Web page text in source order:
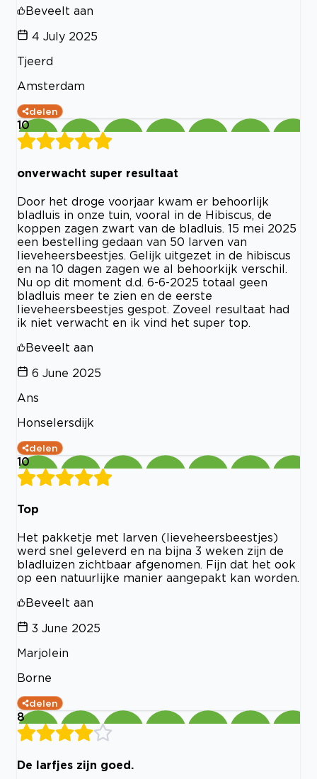
Beveelt aan
4 July 2025
Tjeerd
Amsterdam
delen
10
onverwacht super resultaat
Door het droge voorjaar kwam er behoorlijk
bladluis in onze tuin, vooral in de Hibiscus, de
koppen zagen zwart van de bladluis. 15 mei 2025
een bestelling gedaan van 50 larven van
lieveheersbeestjes. Gelijk uitgezet in de hibiscus
en na 10 dagen zagen we al behoorkijk verschil.
Nu op dit moment d.d. 6-6-2025 totaal geen
bladluis meer te zien en de eerste
lieveheersbeestjes gespot. Zoveel resultaat had
ik niet verwacht en ik vind het super top.
Beveelt aan
6 June 2025
Ans
Honselersdijk
delen
10
Top
Het pakketje met larven (lieveheersbeestjes)
werd snel geleverd en na bijna 3 weken zijn de
bladluizen zichtbaar afgenomen. Fijn dat het ook
op een natuurlijke manier aangepakt kan worden.
Beveelt aan
3 June 2025
Marjolein
Borne
delen
8
De larfjes zijn goed.